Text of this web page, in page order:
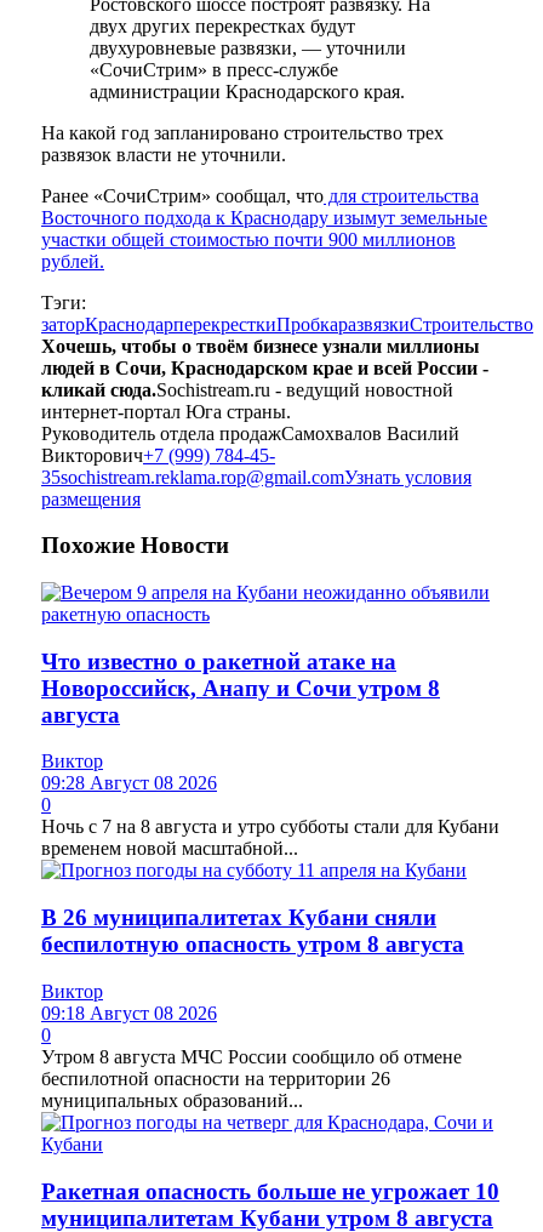
двух других перекрестках будут
двухуровневые развязки, — уточнили
«СочиСтрим» в пресс-службе
администрации Краснодарского края.
На какой год запланировано строительство трех
развязок власти не уточнили.
Ранее «СочиСтрим» сообщал, что для строительства
Восточного подхода к Краснодару изымут земельные
участки общей стоимостью почти 900 миллионов
рублей.
Тэги:
заторКраснодарперекресткиПробкаразвязкиСтроительство
Хочешь, чтобы о твоём бизнесе узнали миллионы
людей в Сочи, Краснодарском крае и всей России -
кликай сюда.Sochistream.ru - ведущий новостной
интернет-портал Юга страны.
Руководитель отдела продажСамохвалов Василий
Викторович+7 (999) 784-45-
35sochistream.reklama.rop@gmail.comУзнать условия
размещения
Похожие Новости
Что известно о ракетной атаке на
Новороссийск, Анапу и Сочи утром 8
августа
Виктор
09:28 Август 08 2026
0
Ночь с 7 на 8 августа и утро субботы стали для Кубани
временем новой масштабной...
В 26 муниципалитетах Кубани сняли
беспилотную опасность утром 8 августа
Виктор
09:18 Август 08 2026
0
Утром 8 августа МЧС России сообщило об отмене
беспилотной опасности на территории 26
муниципальных образований...
Ракетная опасность больше не угрожает 10
муниципалитетам Кубани утром 8 августа